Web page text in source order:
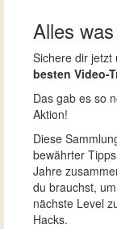
Alles
Sichere dir jetzt
besten Video-
Das gab es so
Aktion!
Diese
bewährter
Jahre
du brauchst,
nächste Level
Hacks.